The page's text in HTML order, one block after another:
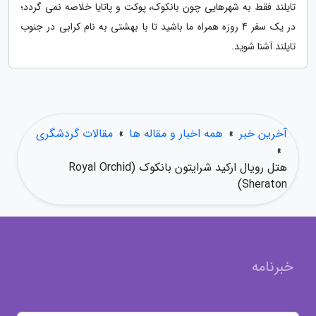
تایلند فقط به شهرهایی چون بانکوک، پوکت و پاتایا خلاصه نمی گردد؛
در یک سفر 4 روزه همراه ما باشید تا با بهشتی به نام کرابی در جنوب
تایلند آشنا شوید.
آخرین خبر » همه اخبار و مقاله ها » مقالات گردشگری
»
هتل رویال ارکید شرایتون بانکوک (Royal Orchid
Sheraton)
خبرنامه